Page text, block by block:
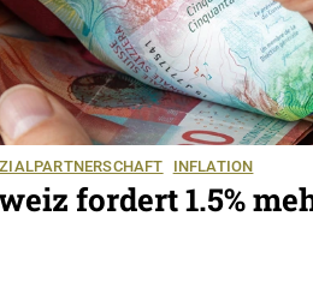
INFLATION
fordert 1.5%